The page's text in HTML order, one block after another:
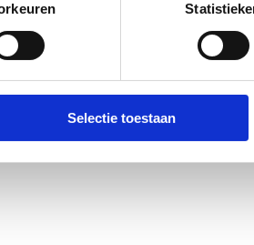
Selectie toestaan
verfijnde
en persoonlijke
duurzame en